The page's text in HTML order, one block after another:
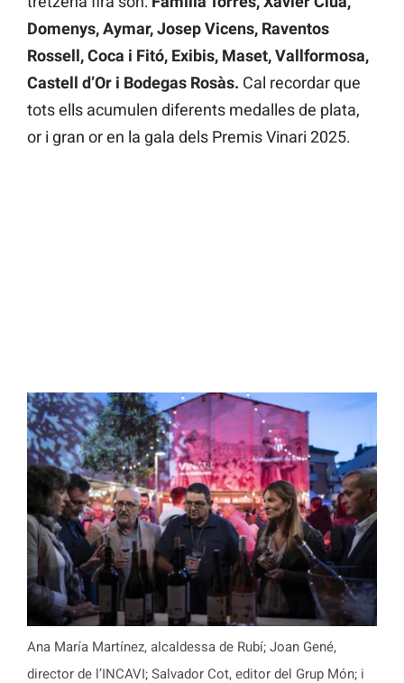
Domenys, Aymar, Josep Vicens, Raventos
Rossell, Coca i Fitó, Exibis, Maset, Vallformosa,
Castell d’Or i Bodegas Rosàs. Cal recordar que
tots ells acumulen diferents medalles de plata,
or i gran or en la gala dels Premis Vinari 2025.
Ana María Martínez, alcaldessa de Rubí; Joan Gené,
director de l’INCAVI; Salvador Cot, editor del Grup Món; i